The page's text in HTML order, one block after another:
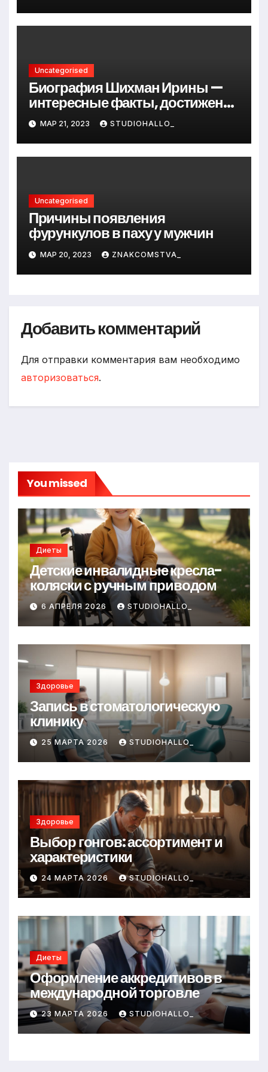
Uncategorised
Биография Шихман Ирины —
интересные факты, достижения
и путь к успеху
МАР 21, 2023 STUDIOHALLO_
Uncategorised
Причины появления
фурункулов в паху у мужчин
МАР 20, 2023 ZNAKCOMSTVA_
Добавить комментарий
Для отправки комментария вам необходимо
авторизоваться.
You missed
Диеты
Детские инвалидные кресла-
коляски с ручным приводом
6 АПРЕЛЯ 2026 STUDIOHALLO_
Здоровье
Запись в стоматологическую
клинику
25 МАРТА 2026 STUDIOHALLO_
Здоровье
Выбор гонгов: ассортимент и
характеристики
24 МАРТА 2026 STUDIOHALLO_
Диеты
Оформление аккредитивов в
международной торговле
23 МАРТА 2026 STUDIOHALLO_